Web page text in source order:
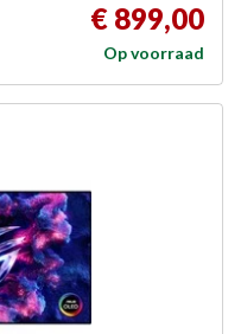
€ 899,00
Op voorraad